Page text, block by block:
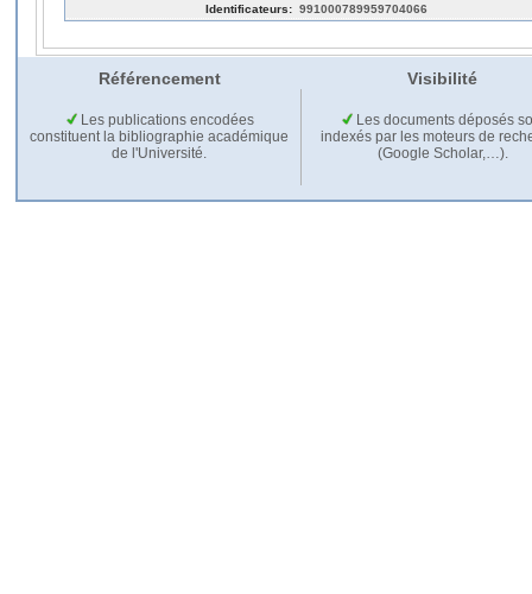
Identificateurs: 991000789959704066
Référencement Visibilité
Les publications encodées
constituent la bibliographie académique
de l'Université.
Les documents déposés
indexés par les moteurs de
(Google Scholar,…).